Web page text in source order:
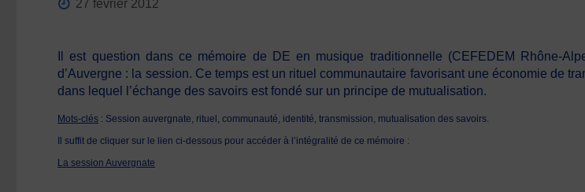
27 février 2012
Il est question dans ce mémoire de DE en musique traditionnelle (CEFEDEM Rhône-
d’Auvergne : la session. Ce temps est un rituel communautaire favorisant une économie de
dans lequel l’échange des savoirs est fondé sur un principe de mutualisation.
Mots-clés : Session auvergnate, rituel, communauté, identité, transmission, mutualisation des savoirs.
Il suffit de cliquer sur le lien ci-dessous pour accéder à l’intégralité de ce mémoire :
La session Auvergnate